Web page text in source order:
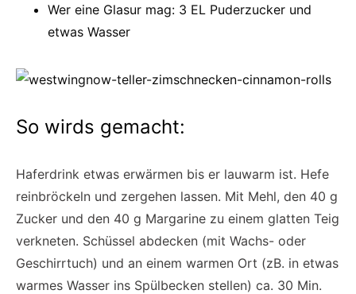
Wer eine Glasur mag: 3 EL Puderzucker und
etwas Wasser
So wirds gemacht:
Haferdrink etwas erwärmen bis er lauwarm ist. Hefe
reinbröckeln und zergehen lassen. Mit Mehl, den 40 g
Zucker und den 40 g Margarine zu einem glatten Teig
verkneten. Schüssel abdecken (mit Wachs- oder
Geschirrtuch) und an einem warmen Ort (zB. in etwas
warmes Wasser ins Spülbecken stellen) ca. 30 Min.